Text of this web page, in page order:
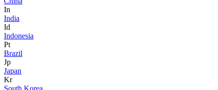
In
India
Id
Indonesia
Pt
Brazil
Jp
Japan
Kr
South Korea